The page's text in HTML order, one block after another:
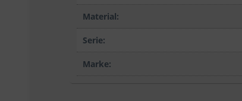
Material:
Serie:
Marke: